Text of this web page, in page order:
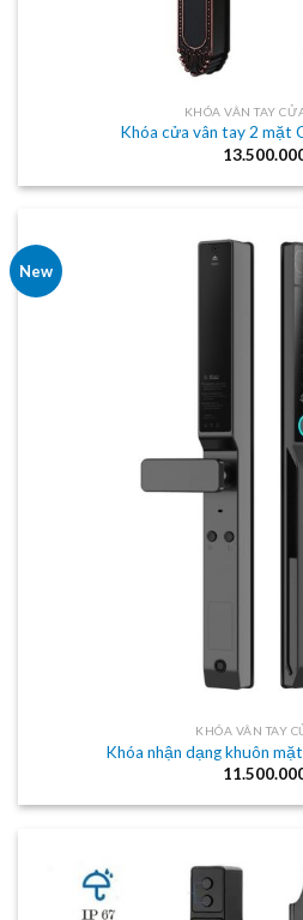
KHÓA VÂN TAY
Khóa cửa vân tay 2 mặt
New
KHÓA VÂN TAY
Khóa nhận dạng khuôn